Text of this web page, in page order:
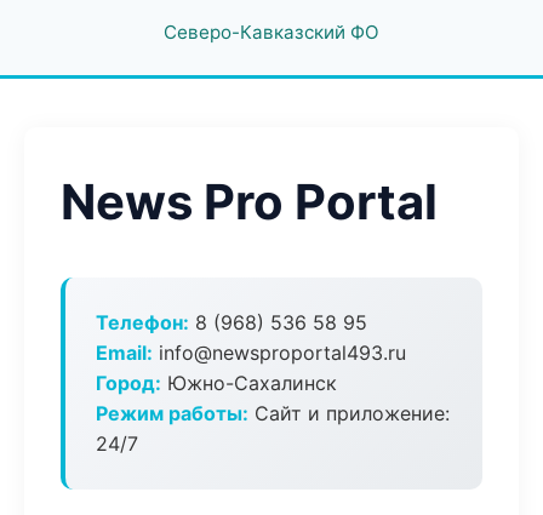
Северо-Кавказский ФО
News Pro Portal
Телефон: 8 (968) 536 58 95
Email: info@newsproportal493.ru
Город: Южно-Сахалинск
Режим работы: Сайт и приложение:
24/7